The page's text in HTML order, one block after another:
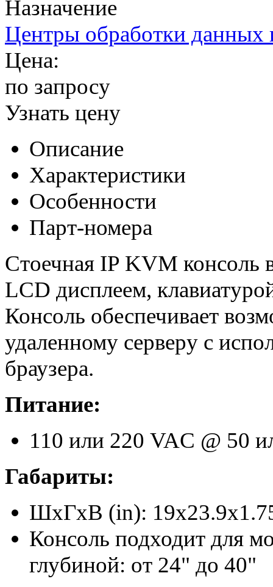
Назначение
Центры обработки данных
Цена:
по запросу
Узнать цену
Описание
Характеристики
Особенности
Парт-номера
Стоечная IP KVM консоль
LCD дисплеем,
Консоль обеспечивает
удаленному серверу с
браузера.
Питание:
110 или 220 VAC @ 50
Габариты:
ШxГxВ (in):
Консоль подходит для
глубиной: от 24" до 40"